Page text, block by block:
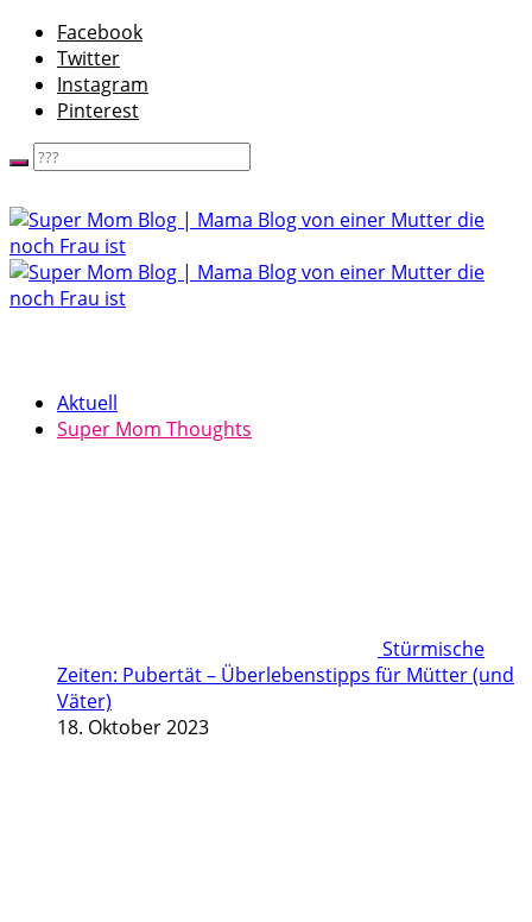
Facebook
Twitter
Instagram
Pinterest
Aktuell
Super Mom Thoughts
Stürmische
Zeiten: Pubertät – Überlebenstipps für Mütter (und
Väter)
18. Oktober 2023